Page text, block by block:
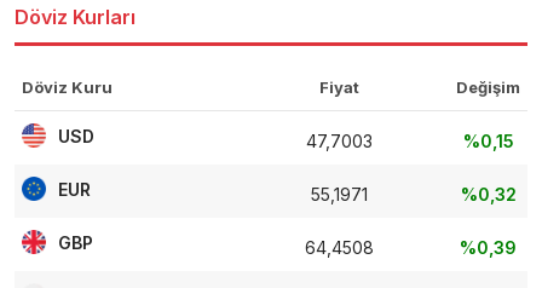
Döviz Kurları
Döviz Kuru Fiyat Değişim
USD 47,7003 %0,15
EUR 55,1971 %0,32
GBP 64,4508 %0,39